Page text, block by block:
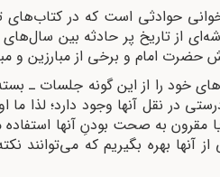
حوادثی است که در کتاب‌های
امام و برخی از مبارزین و
خود را از این گونه جلسات ـ
در نقل آنها وجود دارد؛ لذا ما
مقرون به صحت بودنِ آنها استفاده
آنها بهره بگیریم که می‌توانند